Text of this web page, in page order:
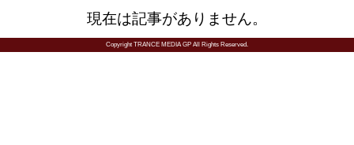
現在は記事がありません。
Copyright TRANCE MEDIA GP All Rights Reserved.